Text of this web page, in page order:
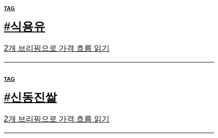
TAG
#식용유
2개 브리핑으로 가격 흐름 읽기
TAG
#신동진쌀
2개 브리핑으로 가격 흐름 읽기